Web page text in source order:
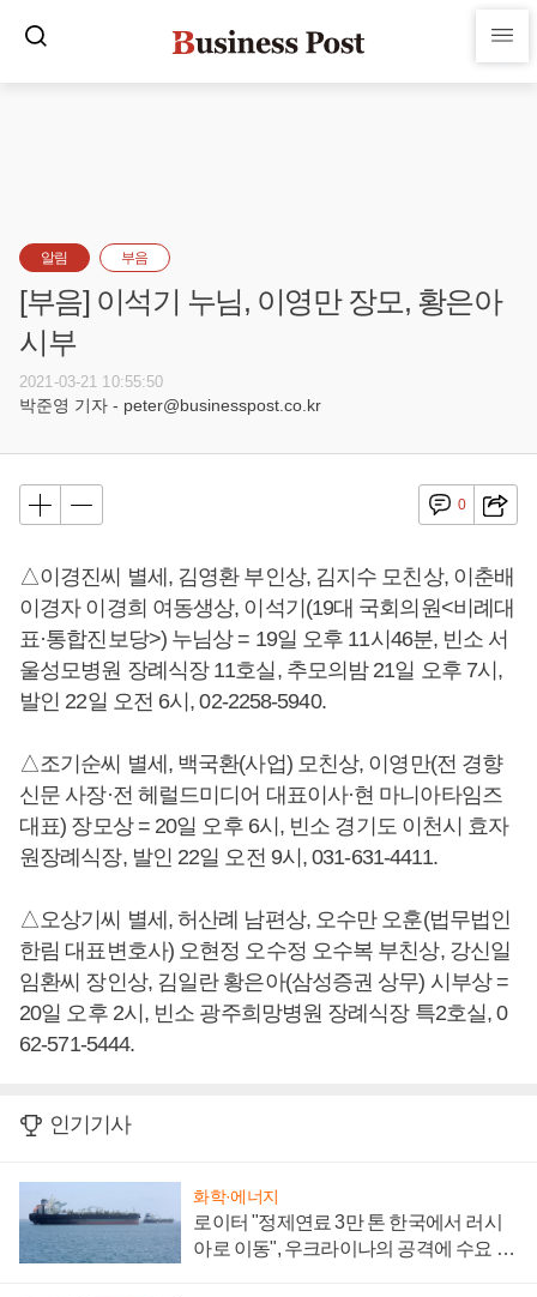
알림 부음
[부음] 이석기 누님, 이영만 장모, 황은아
시부
2021-03-21 10:55:50
박준영 기자 - peter@businesspost.co.kr
0
△이경진씨 별세, 김영환 부인상, 김지수 모친상, 이춘배
이경자 이경희 여동생상, 이석기(19대 국회의원<비례대
표·통합진보당>) 누님상 = 19일 오후 11시46분, 빈소 서
울성모병원 장례식장 11호실, 추모의밤 21일 오후 7시,
발인 22일 오전 6시, 02-2258-5940.
△조기순씨 별세, 백국환(사업) 모친상, 이영만(전 경향
신문 사장·전 헤럴드미디어 대표이사·현 마니아타임즈
대표) 장모상 = 20일 오후 6시, 빈소 경기도 이천시 효자
원장례식장, 발인 22일 오전 9시, 031-631-4411.
△오상기씨 별세, 허산례 남편상, 오수만 오훈(법무법인
한림 대표변호사) 오현정 오수정 오수복 부친상, 강신일
임환씨 장인상, 김일란 황은아(삼성증권 상무) 시부상 =
20일 오후 2시, 빈소 광주희망병원 장례식장 특2호실, 0
62-571-5444.
인기기사
화학·에너지
로이터 "정제연료 3만 톤 한국에서 러시
아로 이동", 우크라이나의 공격에 수요 늘